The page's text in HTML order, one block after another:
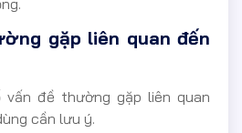
gặp liên quan đến
đề thường gặp liên quan
cần lưu ý.